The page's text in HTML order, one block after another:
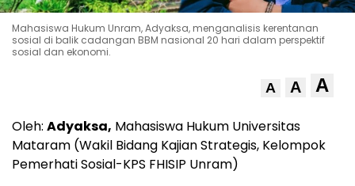
Mahasiswa Hukum Unram, Adyaksa, menganalisis kerentanan
sosial di balik cadangan BBM nasional 20 hari dalam perspektif
sosial dan ekonomi.
A A A
Oleh: Adyaksa, Mahasiswa Hukum Universitas
Mataram (Wakil Bidang Kajian Strategis, Kelompok
Pemerhati Sosial-KPS FHISIP Unram)